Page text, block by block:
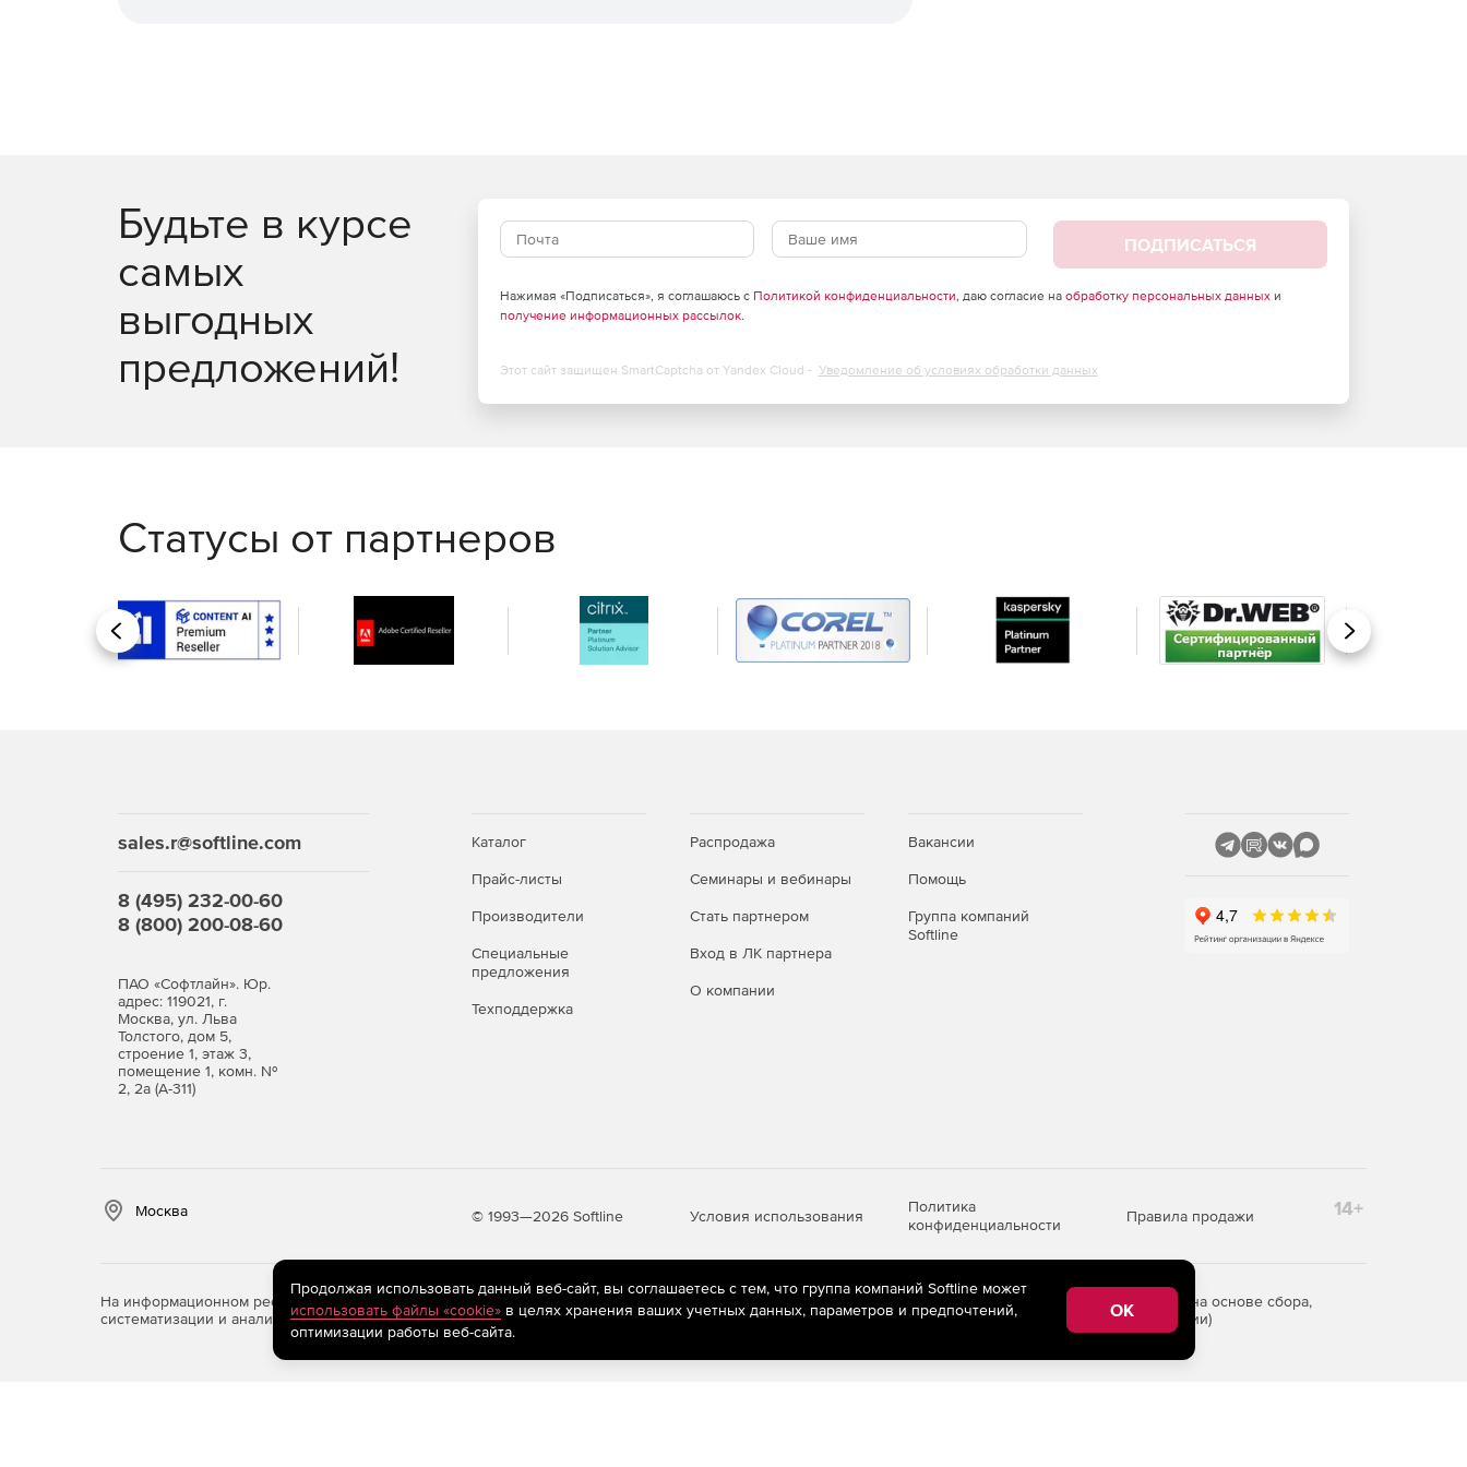
Поддержка широкого спектра платформ виртуализации серверов и инфраструктур VDI.
Интеллектуальная оптимизация, такая как общий кэш, существенно снижает нагрузку на IT-
инфраструктуру.
Безопасность в публичных облаках
Полная видимость всех облачных рабочих нагрузок через API-интерфейсы публичных облачных
Автоматизация политики безопасности и масштабируемости для надежной защиты облачной среды.
Покупайте Kaspersky Security для виртуальных и облачных сред и успешно отражайте самые
сложные атаки.
Будьте в курсе
самых
выгодных
предложений!
ПОДПИСАТЬСЯ
Нажимая «Подписаться», я соглашаюсь с Политикой конфиденциальности, даю согласие на обработку персональных данныхи
получение информационных рассылок.
Этот сайт защищен SmartCaptcha от Yandex Cloud - Уведомление об условиях обработки данных
Статусы от партнеров
Назад Вперед
sales.r@softline.com
8 (495) 232-00-60
8 (800) 200-08-60
ПАО «Софтлайн». Юр.
адрес: 119021, г.
Москва, ул. Льва
Толстого, дом 5,
строение 1, этаж 3,
помещение 1, комн. №
2, 2а (А-311)
Каталог
Прайс-листы
Производители
Специальные
предложения
Техподдержка
Распродажа
Семинары и вебинары
Стать партнером
Вход в ЛК партнера
О компании
Вакансии
Помощь
Группа компаний
Softline
Москва © 1993—2026 Softline Условия использования
Политика
конфиденциальности
Правила продажи 14+
На информационном ресурсе store.softline.ru применяются рекомендательные технологии
(информационные технологии предоставления информации на основе сбора,
систематизации и анализа сведений, относящихся к предпочтениям пользователей сети «Интернет», находящихся на территории Российской Федерации)
Продолжая использовать данный веб-сайт, вы соглашаетесь с тем, что группа компаний Softline может
использовать файлы «cookie»в целях хранения ваших учетных данных, параметров и предпочтений,
оптимизации работы веб-сайта.
OK